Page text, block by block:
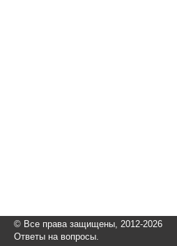
© Все права защищены, 2012-2026
Ответы на вопросы.